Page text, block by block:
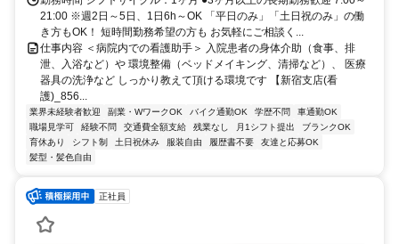
21:00 ※週2日～5日、1日6h～OK 「平日のみ」「土日祝のみ」の働
き方もOK！ 短時間勤務希望の方も お気軽にご相談く...
仕事内容 ＜病院内での看護助手＞ 入院患者の身体介助（食事、排
泄、入浴など）や 環境整備（ベッドメイキング、清掃など）、 医療
器具の洗浄など しっかり教えて頂ける環境です 【新宿支店(看
護)_856...
業界未経験者歓迎 副業・WワークOK バイク通勤OK 学歴不問
車通勤OK
職場見学可
経験不問 交通費全額支給 残業なし 月1シフト提出
ブランクOK
育休あり
シフト制 土日祝休み 服装自由 履歴書不要
友達と応募OK
髪型・髪色自由
正社員